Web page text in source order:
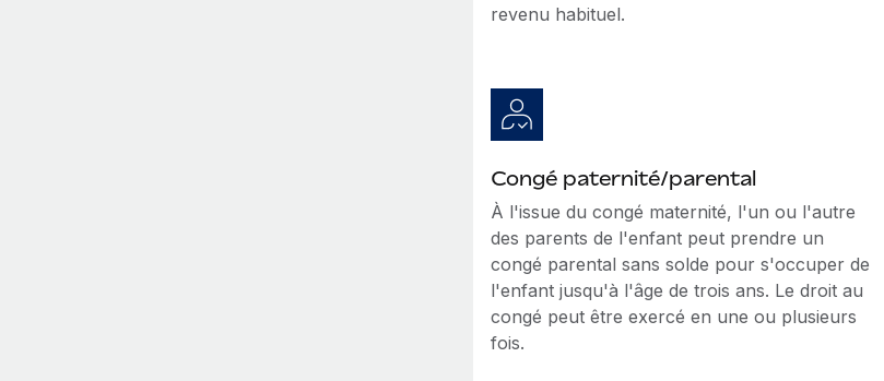
revenu habituel.
Congé paternité/parental
À l'issue du congé maternité, l'un ou l'autre
des parents de l'enfant peut prendre un
congé parental sans solde pour s'occuper de
l'enfant jusqu'à l'âge de trois ans. Le droit au
congé peut être exercé en une ou plusieurs
fois.